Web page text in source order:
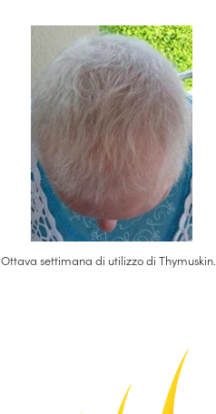
Ottava settimana di utilizzo di Thymuskin.